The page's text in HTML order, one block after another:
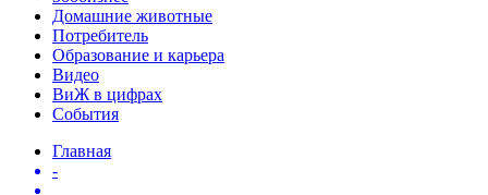
Домашние животные
Потребитель
Образование и карьера
Видео
ВиЖ в цифрах
События
Главная
-